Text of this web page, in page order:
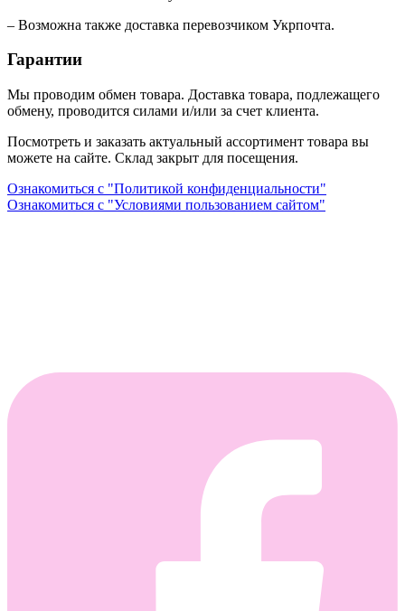
– Возможна также доставка перевозчиком Укрпочта.
Гарантии
Мы проводим обмен товара. Доставка товара, подлежащего
обмену, проводится силами и/или за счет клиента.
Посмотреть и заказать актуальный ассортимент товара вы
можете на сайте. Склад закрыт для посещения.
Ознакомиться с "Политикой конфиденциальности"
Ознакомиться с "Условиями пользованием сайтом"